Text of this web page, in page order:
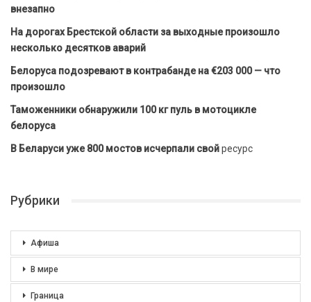
внезапно
На дорогах Брестской области за выходные произошло
несколько десятков аварий
Белоруса подозревают в контрабанде на €203 000 — что
произошло
Таможенники обнаружили 100 кг пуль в мотоцикле
белоруса
В Беларуси уже 800 мостов исчерпали свойресурс
Рубрики
Афиша
В мире
Граница